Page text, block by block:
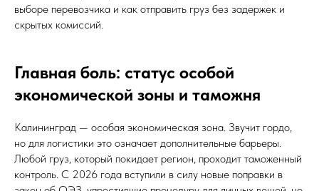
выборе перевозчика и как отправить груз без задержек и
скрытых комиссий.
Главная боль: статус особой
экономической зоны и таможня
Калининград — особая экономическая зона. Звучит гордо,
но для логистики это означает дополнительные барьеры.
Любой груз, который покидает регион, проходит таможенный
контроль. С 2026 года вступили в силу новые поправки в